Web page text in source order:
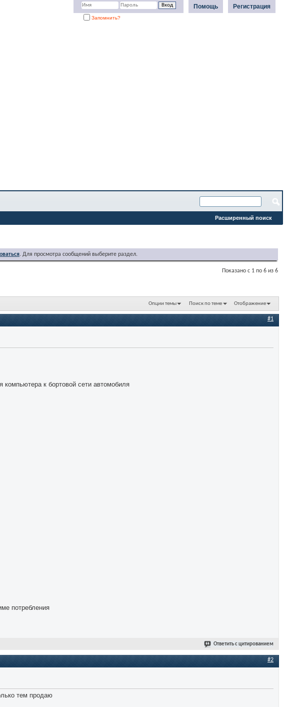
Регистрация
Помощь
Запомнить?
Расширенный поиск
. Для просмотра сообщений выберите раздел.
Показано с 1 по 6 из 6
Опции темы Поиск по теме Отображение
#1
к бортовой сети автомобиля
потребления
Ответить с цитированием
#2
тем продаю